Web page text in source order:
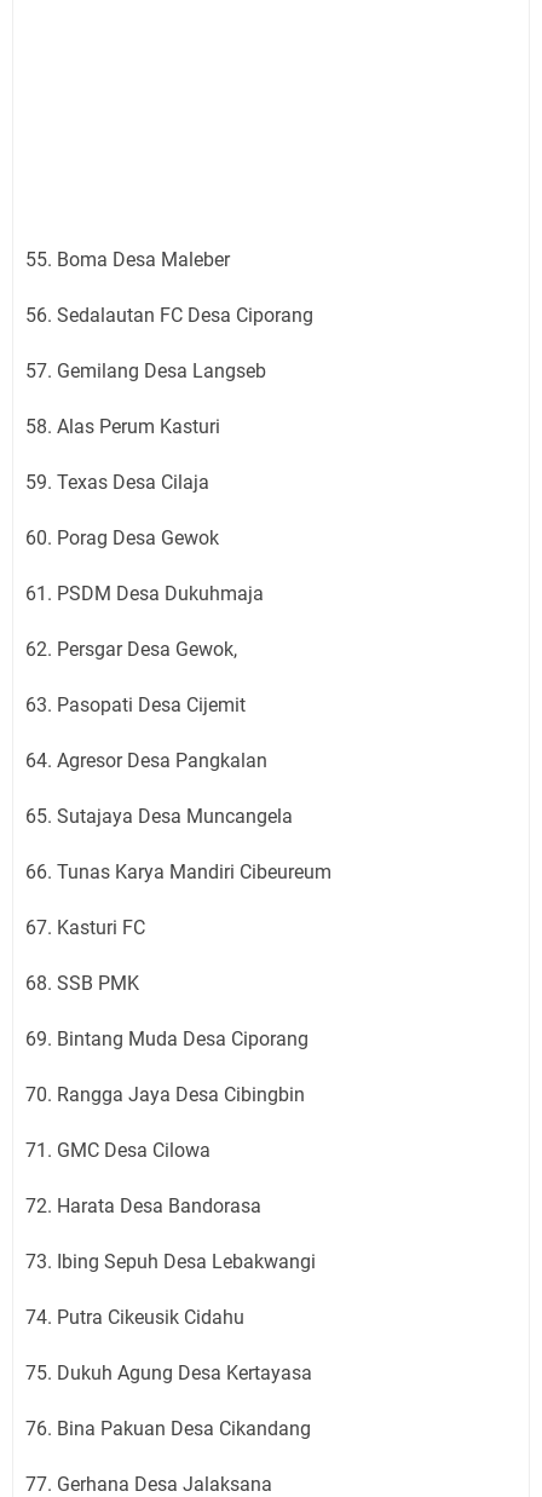
55. Boma Desa Maleber
56. Sedalautan FC Desa Ciporang
57. Gemilang Desa Langseb
58. Alas Perum Kasturi
59. Texas Desa Cilaja
60. Porag Desa Gewok
61. PSDM Desa Dukuhmaja
62. Persgar Desa Gewok,
63. Pasopati Desa Cijemit
64. Agresor Desa Pangkalan
65. Sutajaya Desa Muncangela
66. Tunas Karya Mandiri Cibeureum
67. Kasturi FC
68. SSB PMK
69. Bintang Muda Desa Ciporang
70. Rangga Jaya Desa Cibingbin
71. GMC Desa Cilowa
72. Harata Desa Bandorasa
73. Ibing Sepuh Desa Lebakwangi
74. Putra Cikeusik Cidahu
75. Dukuh Agung Desa Kertayasa
76. Bina Pakuan Desa Cikandang
77. Gerhana Desa Jalaksana